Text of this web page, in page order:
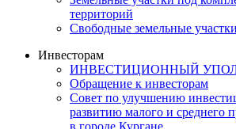
территорий
Свободные земельные участки
Инвесторам
ИНВЕСТИЦИОННЫЙ
Обращение к инвесторам
Совет по улучшению
развитию малого и среднего
в городе Кургане